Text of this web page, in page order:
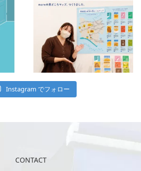
Instagram でフォロー
CONTACT